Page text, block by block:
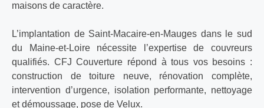
maisons de caractère.
L’implantation de Saint-Macaire-en-Mauges dans le sud
du Maine-et-Loire nécessite l’expertise de couvreurs
qualifiés. CFJ Couverture répond à tous vos besoins :
construction de toiture neuve, rénovation complète,
intervention d’urgence, isolation performante, nettoyage
et démoussage, pose de Velux.